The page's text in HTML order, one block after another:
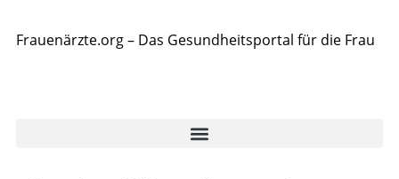
Frauenärzte.org – Das Gesundheitsportal für die Frau